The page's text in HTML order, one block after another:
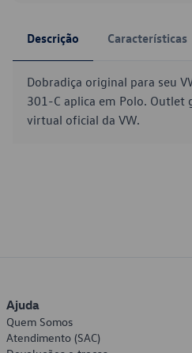
Descrição Características
Dobradiça original para seu
301-C aplica em Polo. Outlet
virtual oficial da VW.
Ajuda
Quem Somos
Atendimento (SAC)